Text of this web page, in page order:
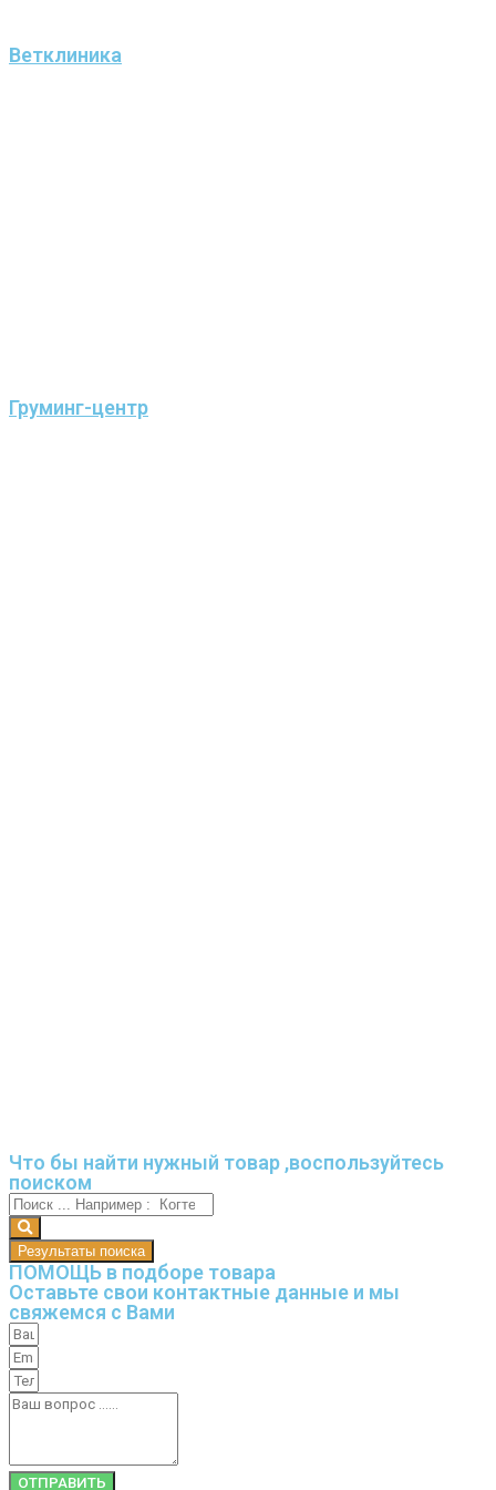
Ветклиника
Груминг-центр
Что бы найти нужный товар ,воспользуйтесь
поиском
Результаты поиска
ПОМОЩЬ в подборе товара
Оставьте свои контактные данные и мы
свяжемся с Вами
ОТПРАВИТЬ